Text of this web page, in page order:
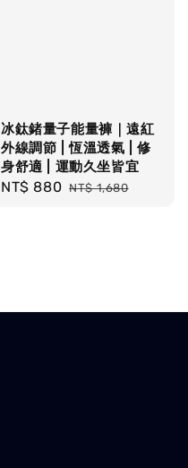
冰鈦鍺量子能量褲｜遠紅
外線調節 | 恆溫透氣 | 修
身舒適 | 運動久坐皆宜
Sale
NT$ 880 Regular
NT$ 1,680